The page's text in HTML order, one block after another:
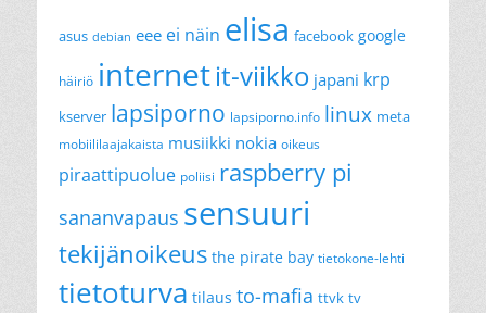
asus debian eee ei näin elisa facebook google
häiriö internetit-viikko japani krp
kserver lapsiporno lapsiporno.info linux meta
mobiililaajakaista musiikki nokia oikeus
piraattipuolue poliisi raspberry pi
sananvapaus sensuuri
tekijänoikeus the pirate bay tietokone-lehti
tietoturva tilaus to-mafia ttvk tv